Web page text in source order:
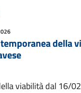
della
viabilità dal 16/